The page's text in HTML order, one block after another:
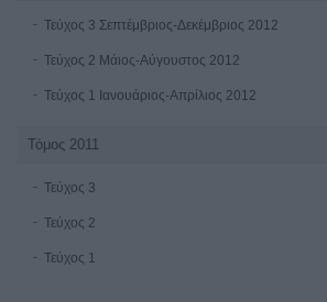
Τεύχος 3 Σεπτέμβριος-Δεκέμβριος 2012
Τεύχος 2 Μάιος-Αύγουστος 2012
Τεύχος 1 Ιανουάριος-Απρίλιος 2012
Τόμος 2011
Τεύχος 3
Τεύχος 2
Τεύχος 1